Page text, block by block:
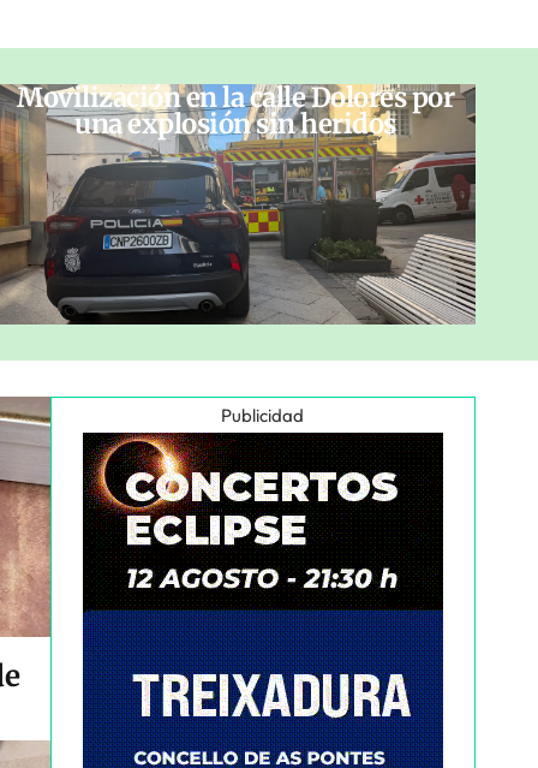
Movilización en la calle Dolores por
una explosión sin heridos
Publicidad